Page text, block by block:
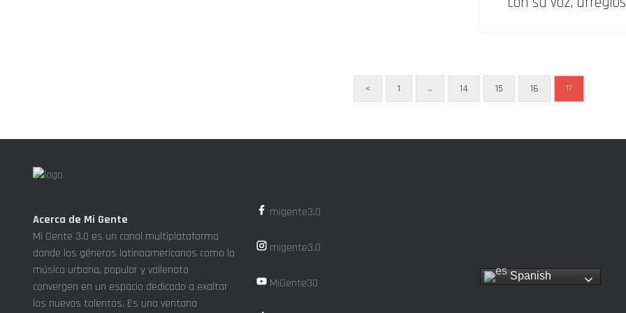
< 1 … 14 15 16 17
Acerca de Mi Gente
Mi Gente 3.0 es un canal multiplataforma
donde los géneros latinoamericanos como la
música urbana, popular y vallenato
convergen en un espacio dedicado a exaltar
los nuevos talentos. Es una ventana
migente3.0
migente3.0
MiGente30
Spanish